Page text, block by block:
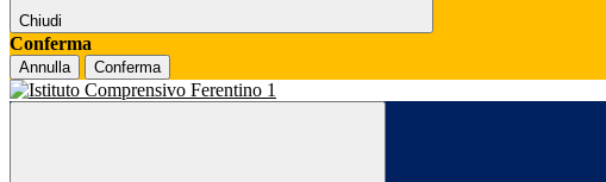
Chiudi
Conferma
Annulla Conferma